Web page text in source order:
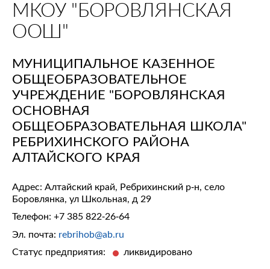
МКОУ "БОРОВЛЯНСКАЯ
ООШ"
МУНИЦИПАЛЬНОЕ КАЗЕННОЕ
ОБЩЕОБРАЗОВАТЕЛЬНОЕ
УЧРЕЖДЕНИЕ "БОРОВЛЯНСКАЯ
ОСНОВНАЯ
ОБЩЕОБРАЗОВАТЕЛЬНАЯ ШКОЛА"
РЕБРИХИНСКОГО РАЙОНА
АЛТАЙСКОГО КРАЯ
Адрес: Алтайский край, Ребрихинский р-н, село
Боровлянка, ул Школьная, д 29
Телефон: +7 385 822-26-64
Эл. почта: rebrihob@ab.ru
Статус предприятия:
ликвидировано